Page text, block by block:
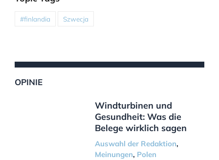
#finlandia Szwecja
OPINIE
Windturbinen und
Gesundheit: Was die
Belege wirklich sagen
Auswahl der Redaktion,
Meinungen, Polen